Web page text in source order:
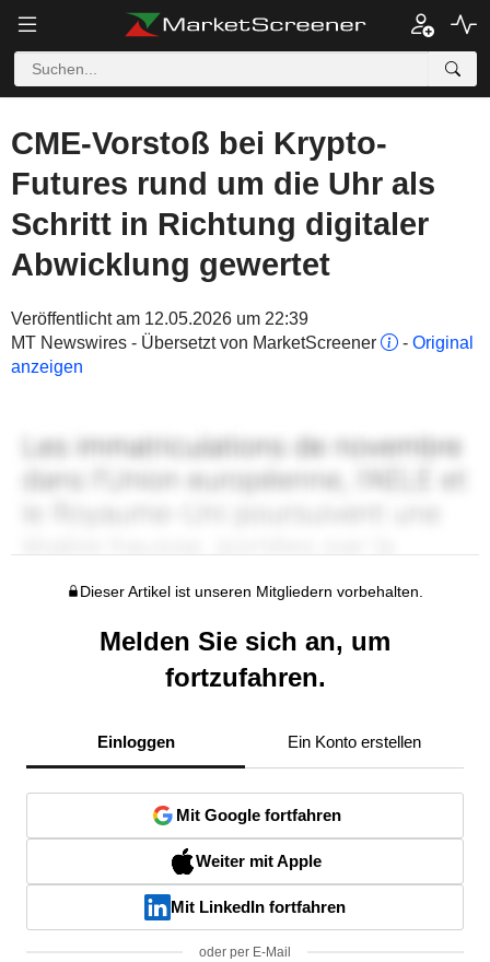
CME-Vorstoß bei Krypto-
Futures rund um die Uhr als
Schritt in Richtung digitaler
Abwicklung gewertet
Veröffentlicht am 12.05.2026 um 22:39
MT Newswires - Übersetzt von MarketScreener
- Original
anzeigen
Dieser Artikel ist unseren Mitgliedern vorbehalten.
Melden Sie sich an, um
fortzufahren.
Einloggen Ein Konto erstellen
Mit Google fortfahren
Weiter mit Apple
Mit LinkedIn fortfahren
oder per E-Mail